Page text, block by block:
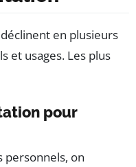
en plusieurs
et usages. Les plus
pour
personnels, on